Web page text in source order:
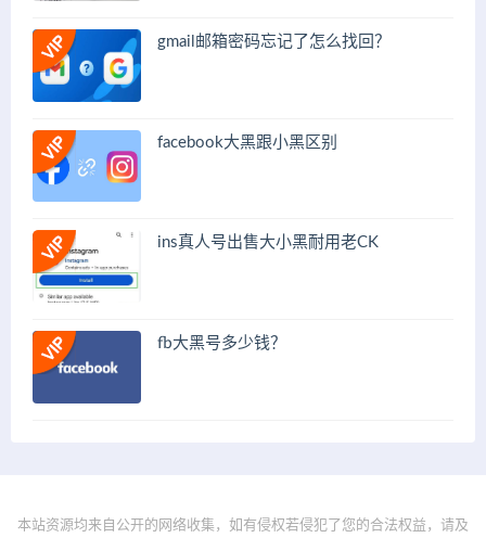
gmail邮箱密码忘记了怎么找回？
facebook大黑跟小黑区别
ins真人号出售大小黑耐用老CK
fb大黑号多少钱？
本站资源均来自公开的网络收集，如有侵权若侵犯了您的合法权益，请及